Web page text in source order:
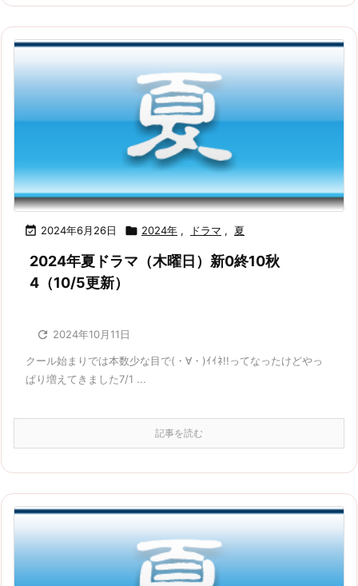
 2024年6月26日  2024年 , ドラマ , 夏
2024年夏ドラマ（木曜日）新0終10秋
4（10/5更新）
 2024年10月11日
クール始まりでは本数少な目で(・∀・)ｲｲﾈ!!ってなったけどやっ
ぱり増えてきました7/1 ...
記事を読む